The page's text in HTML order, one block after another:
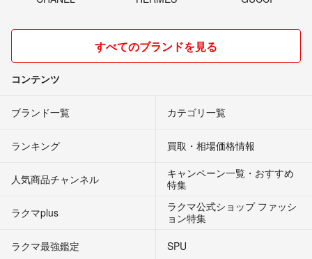
すべてのブランドを見る
コンテンツ
ブランド一覧 カテゴリ一覧
ランキング 買取・相場価格情報
人気商品チャンネル
キャンペーン一覧・おすすめ
特集
ラクマplus
ラクマ公式ショップ ファッシ
ョン特集
ラクマ最強鑑定
SPU